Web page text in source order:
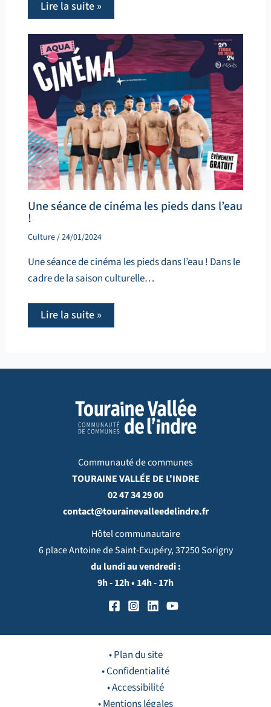
Lire la suite »
Une séance de cinéma les pieds dans l’eau
!
Culture/24/01/2024
Une séance de cinéma les pieds dans l’eau ! Dans le
cadre de la saison culturelle…
Lire la suite »
Communauté de communes
TOURAINE VALLÉE DE L'INDRE
02 47 34 29 00
contact@tourainevalleedelindre.fr
Hôtel communautaire
6 place Antoine de Saint-Exupéry, 37250 Sorigny
du lundi au vendredi :
9h - 12h • 14h - 17h
• Plan du site
• Confidentialité
• Accessibilité
• Mentions légales